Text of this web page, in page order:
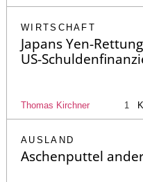
WIRTSCHAFT
Japans Yen-
US-
Thomas Kirchner 1
AUSLAND
Aschenputtel